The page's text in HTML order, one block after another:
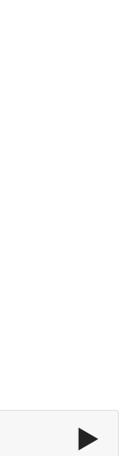
▶️